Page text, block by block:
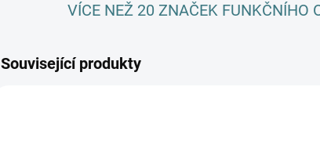
VÍCE NEŽ 20 ZNAČEK FUNKČNÍHO
Související produkty